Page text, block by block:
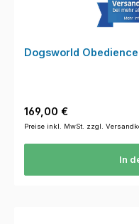
Dogsworld
Regulärer Preis:
169,00 €
Preise inkl. MwSt. zzgl.
In